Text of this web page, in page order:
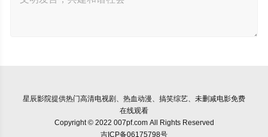
星辰影院提供热门高清电视剧、热血动漫、搞笑综艺、未删减电影免费
在线观看
Copyright © 2022 007pf.com All Rights Reserved
吉ICP备06175798号